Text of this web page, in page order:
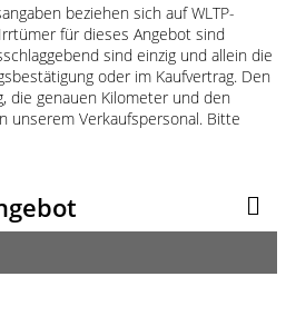
beziehen sich auf WLTP-
für dieses Angebot sind
sind einzig und allein die
oder im Kaufvertrag. Den
die genauen Kilometer und den
unserem Verkaufspersonal. Bitte